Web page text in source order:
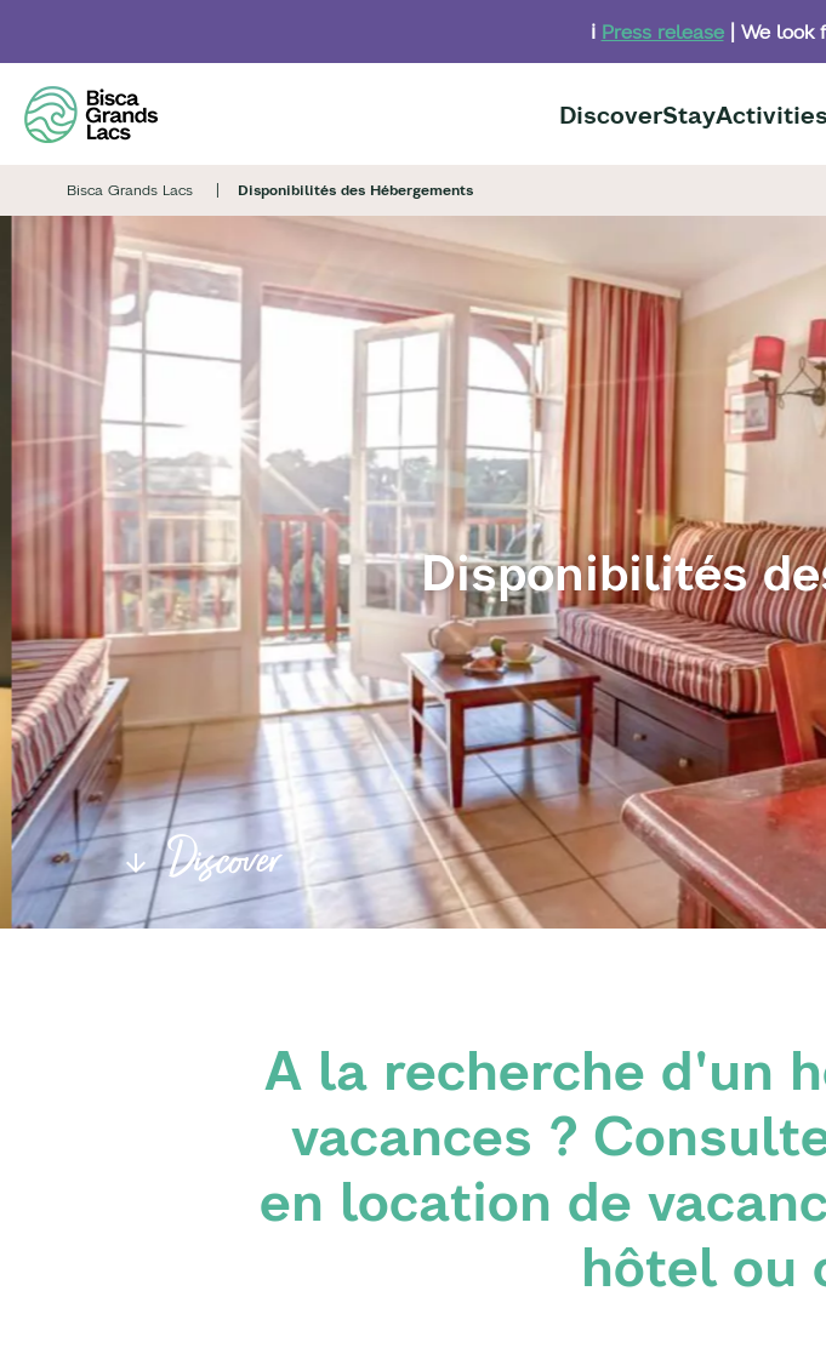
main
content
ℹ️ Press release| We look
DiscoverStayActivities
Bisca Grands Lacs Disponibilités des Hébergements
Disponibilités
Discover
A la recherche d'un
vacances ?
en location de
hôtel ou